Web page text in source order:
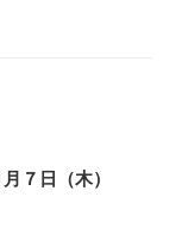
７日（木）